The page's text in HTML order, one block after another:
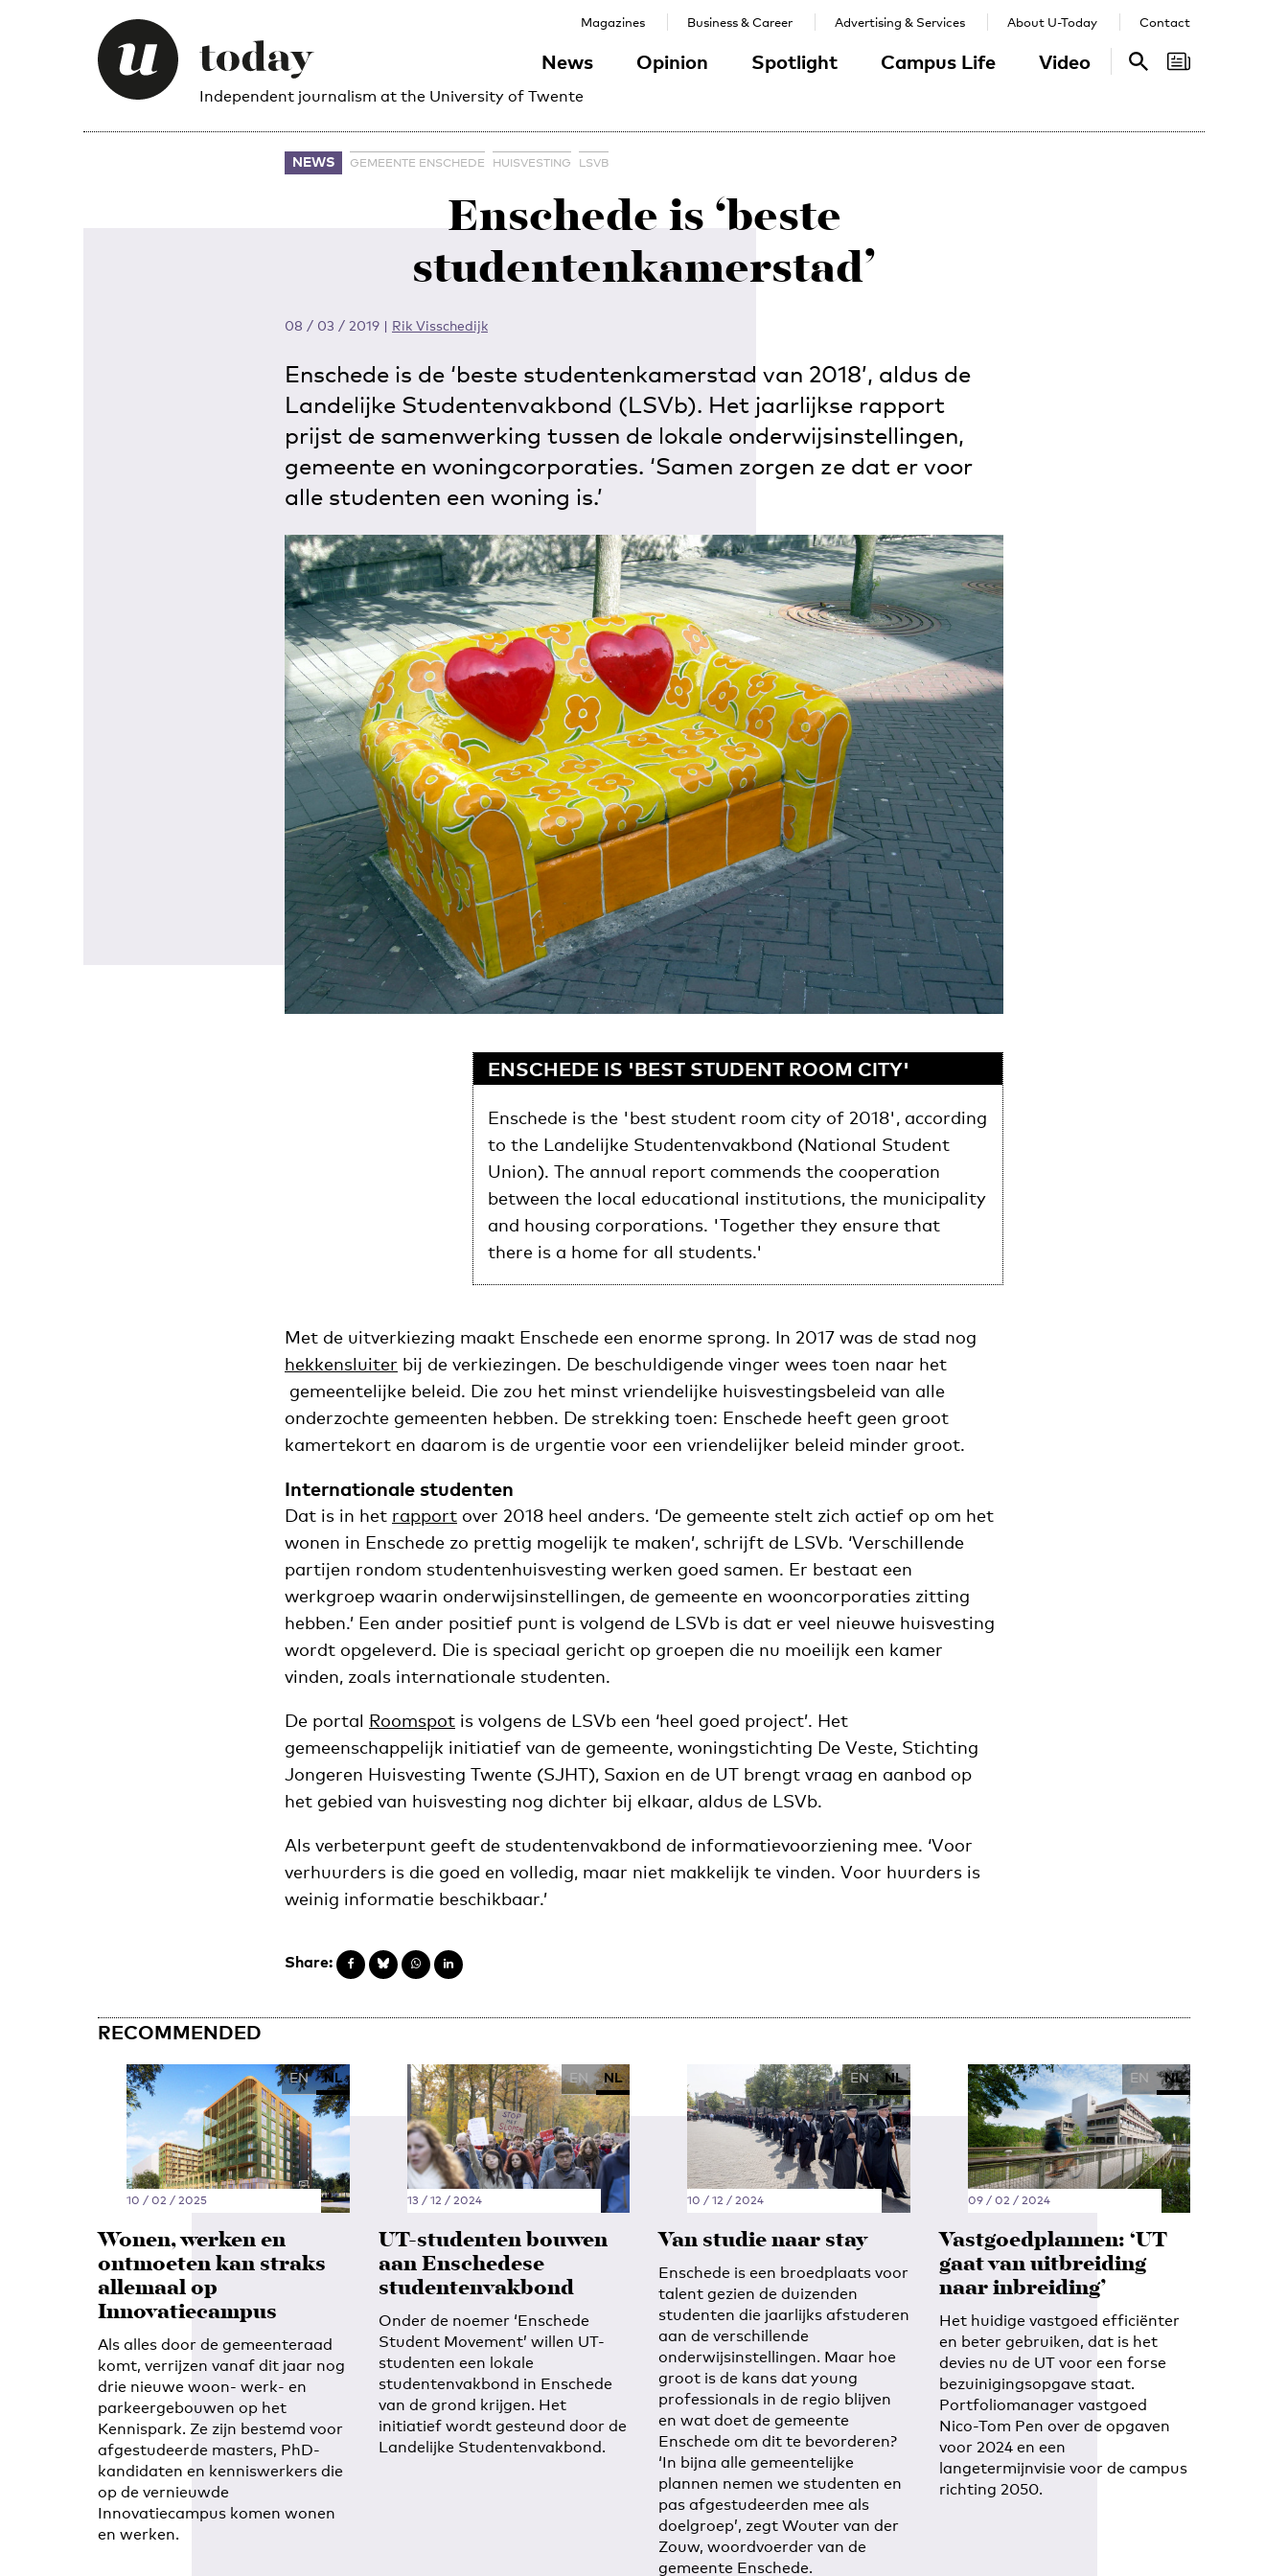
Independent journalism at the University of Twente
News Opinion Spotlight Campus Life Video
Magazines Business & Career Advertising & Services About U-Today Contact
Search
NEWS GEMEENTE ENSCHEDE HUISVESTING LSVB
Enschede is ‘beste
studentenkamerstad’
08 / 03 / 2019 | Rik Visschedijk
Enschede is de ‘beste studentenkamerstad van 2018’, aldus de
Landelijke Studentenvakbond (LSVb). Het jaarlijkse rapport
prijst de samenwerking tussen de lokale onderwijsinstellingen,
gemeente en woningcorporaties. ‘Samen zorgen ze dat er voor
alle studenten een woning is.’
ENSCHEDE IS 'BEST STUDENT ROOM CITY'
Enschede is the 'best student room city of 2018', according
to the Landelijke Studentenvakbond (National Student
Union). The annual report commends the cooperation
between the local educational institutions, the municipality
and housing corporations. 'Together they ensure that
there is a home for all students.'
Met de uitverkiezing maakt Enschede een enorme sprong. In 2017 was de stad nog
hekkensluiter bij de verkiezingen. De beschuldigende vinger wees toen naar het
gemeentelijke beleid. Die zou het minst vriendelijke huisvestingsbeleid van alle
onderzochte gemeenten hebben. De strekking toen: Enschede heeft geen groot
kamertekort en daarom is de urgentie voor een vriendelijker beleid minder groot.
Internationale studenten
Dat is in het rapport over 2018 heel anders. ‘De gemeente stelt zich actief op om het
wonen in Enschede zo prettig mogelijk te maken’, schrijft de LSVb. ‘Verschillende
partijen rondom studentenhuisvesting werken goed samen. Er bestaat een
werkgroep waarin onderwijsinstellingen, de gemeente en wooncorporaties zitting
hebben.’ Een ander positief punt is volgend de LSVb is dat er veel nieuwe huisvesting
wordt opgeleverd. Die is speciaal gericht op groepen die nu moeilijk een kamer
vinden, zoals internationale studenten.
De portal Roomspot is volgens de LSVb een ‘heel goed project’. Het
gemeenschappelijk initiatief van de gemeente, woningstichting De Veste, Stichting
Jongeren Huisvesting Twente (SJHT), Saxion en de UT brengt vraag en aanbod op
het gebied van huisvesting nog dichter bij elkaar, aldus de LSVb.
Als verbeterpunt geeft de studentenvakbond de informatievoorziening mee. ‘Voor
verhuurders is die goed en volledig, maar niet makkelijk te vinden. Voor huurders is
weinig informatie beschikbaar.’
Share:
RECOMMENDED
EN NL
10 / 02 / 2025
Wonen, werken en
ontmoeten kan straks
allemaal op
Innovatiecampus
Als alles door de gemeenteraad
komt, verrijzen vanaf dit jaar nog
drie nieuwe woon- werk- en
parkeergebouwen op het
Kennispark. Ze zijn bestemd voor
afgestudeerde masters, PhD-
kandidaten en kenniswerkers die
op de vernieuwde
Innovatiecampus komen wonen
en werken.
EN NL
13 / 12 / 2024
UT-studenten bouwen
aan Enschedese
studentenvakbond
Onder de noemer ‘Enschede
Student Movement’ willen UT-
studenten een lokale
studentenvakbond in Enschede
van de grond krijgen. Het
initiatief wordt gesteund door de
Landelijke Studentenvakbond.
EN NL
10 / 12 / 2024
Van studie naar stay
Enschede is een broedplaats voor
talent gezien de duizenden
studenten die jaarlijks afstuderen
aan de verschillende
onderwijsinstellingen. Maar hoe
groot is de kans dat young
professionals in de regio blijven
en wat doet de gemeente
Enschede om dit te bevorderen?
‘In bijna alle gemeentelijke
plannen nemen we studenten en
pas afgestudeerden mee als
doelgroep’, zegt Wouter van der
Zouw, woordvoerder van de
gemeente Enschede.
EN NL
09 / 02 / 2024
Vastgoedplannen: ‘UT
gaat van uitbreiding
naar inbreiding’
Het huidige vastgoed efficiënter
en beter gebruiken, dat is het
devies nu de UT voor een forse
bezuinigingsopgave staat.
Portfoliomanager vastgoed
Nico-Tom Pen over de opgaven
voor 2024 en een
langetermijnvisie voor de campus
richting 2050.